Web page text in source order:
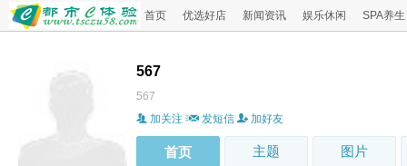
首页 优选好店 新闻资讯 娱乐休闲 SPA养生
567
567
加关注
发短信 加好友
首页 主题 图片